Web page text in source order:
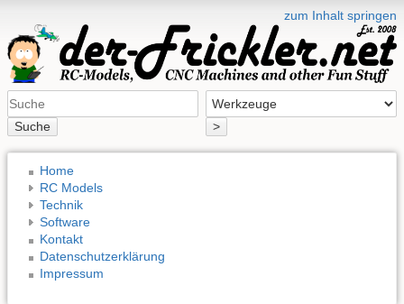
zum Inhalt springen
Suche >
Home
RC Models
Technik
Software
Kontakt
Datenschutzerklärung
Impressum